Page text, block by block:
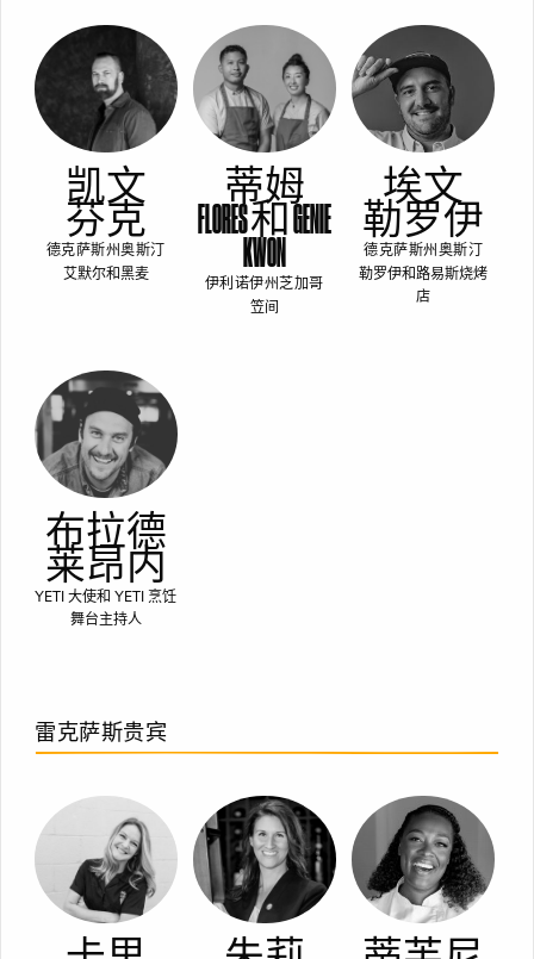
凯文
芬克
德克萨斯州奥斯汀
艾默尔和黑麦
蒂姆
FLORES 和 GENIE
KWON
伊利诺伊州芝加哥
笠间
埃文
勒罗伊
德克萨斯州奥斯汀
勒罗伊和路易斯烧烤
店
布拉德
莱昂内
YETI 大使和 YETI 烹饪
舞台主持人
雷克萨斯贵宾